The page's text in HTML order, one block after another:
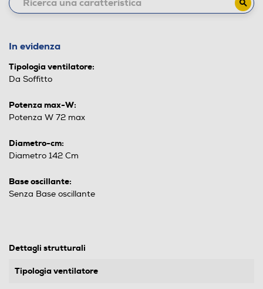
In evidenza
Tipologia ventilatore:
Da Soffitto
Potenza max-W:
Potenza W 72 max
Diametro-cm:
Diametro 142 Cm
Base oscillante:
Senza Base oscillante
Dettagli strutturali
Tipologia ventilatore